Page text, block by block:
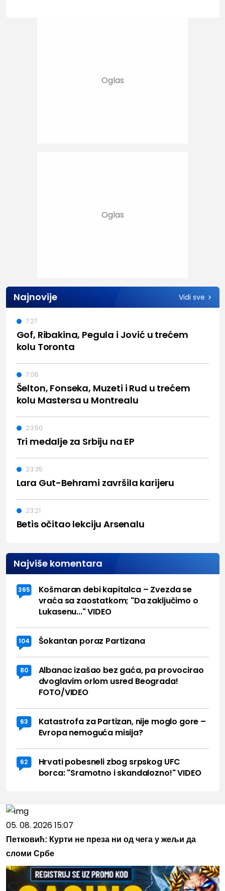
Najnovije Vidi sve
Gof, Ribakina, Pegula i Jović u trećem
kolu Toronta
7:27
Šelton, Fonseka, Muzeti i Rud u trećem
kolu Mastersa u Montrealu
7:08
Tri medalje za Srbiju na EP
23:50
Lara Gut-Behrami završila karijeru
23:35
Betis očitao lekciju Arsenalu
23:21
Najviše komentara
365
Košmaran debi kapitalca – Zvezda se
vraća sa zaostatkom; "Da zaključimo o
Lukasenu..." VIDEO
104 Šokantan poraz Partizana
80
Albanac izašao bez gaća, pa provocirao
dvoglavim orlom usred Beograda!
FOTO/VIDEO
63
Katastrofa za Partizan, nije moglo gore –
Evropa nemoguća misija?
62
Hrvati pobesneli zbog srpskog UFC
borca: "Sramotno i skandalozno!" VIDEO
05. 08. 2026 15:07
Петковић: Курти не преза ни од чега у жељи да
сломи Србе